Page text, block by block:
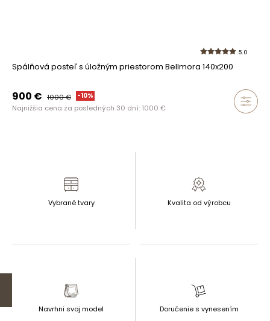
5.0
Spálňová posteľ s úložným priestorom Bellmora 140x200
900 € 1000€ -10%
Najnižšia cena za posledných 30 dní: 1000 €
Vybrané tvary Kvalita od výrobcu
Navrhni svoj model Doručenie s vynesením